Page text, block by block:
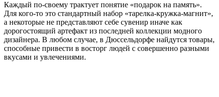
Каждый по-своему трактует понятие «подарок на память».
Для кого-то это стандартный набор «тарелка-кружка-магнит»,
а некоторые не представляют себе сувенир иначе как
дорогостоящий артефакт из последней коллекции модного
дизайнера. В любом случае, в Дюссельдорфе найдутся товары,
способные привести в восторг людей с совершенно разными
вкусами и увлечениями.